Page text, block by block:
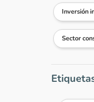
Inversión
Sector